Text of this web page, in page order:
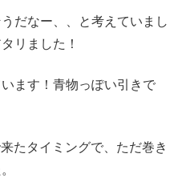
だなー、、と考えていまし
リました！
ます！青物っぽい引きで
たタイミングで、ただ巻き